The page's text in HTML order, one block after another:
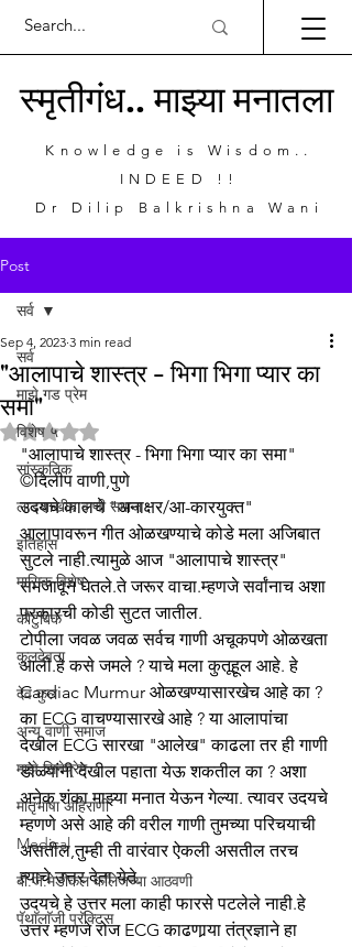
स्मृतीगंध.. माझ्या मनातला
Knowledge is Wisdom..
INDEED !!
Dr Dilip Balkrishna Wani
Post
सर्व
माझे गड प्रेम
विशेष ५
सांस्कृतिक
लाडशाखीय वाणी समाज
इतिहास
मासिक विशेष
कौटुंबिक
कुलदेवता
देव कुल
अन्य वाणी समाज
माझे सिनेप्रेम
मातृभाषा अहिराणी
Medical
बी.जे.मेडीकल काॅलेजच्या आठवणी
पॅथाॅलाॅजी प्रॅक्टिस
सर्व
"आलापाचे शास्त्र - भिगा भिगा प्यार का
समा"
Sep 4, 2023 3 min read
Rated NaN out of 5 stars.
"आलापाचे शास्त्र - भिगा भिगा प्यार का समा"
©दिलीप वाणी,पुणे
उदयचे कालचे "अनाक्षर/आ-कारयुक्त"
आलापावरून गीत ओळखण्याचे कोडे मला अजिबात
सुटले नाही.त्यामुळे आज "आलापाचे शास्त्र"
समजावून घेतले.ते जरूर वाचा.म्हणजे सर्वांनाच अशा
प्रकारची कोडी सुटत जातील.
टोपीला जवळ जवळ सर्वच गाणी अचूकपणे ओळखता
आली.हे कसे जमले ? याचे मला कुतूहूल आहे. हे
Cardiac Murmur ओळखण्यासारखेच आहे का ?
का ECG वाचण्यासारखे आहे ? या आलापांचा
देखील ECG सारखा "आलेख" काढला तर ही गाणी
डोळ्यांनी देखील पहाता येऊ शकतील का ? अशा
अनेक शंका माझ्या मनात येऊन गेल्या. त्यावर उदयचे
म्हणणे असे आहे की वरील गाणी तुमच्या परिचयाची
असतील,तुम्ही ती वारंवार ऐकली असतील तरच
त्याचे उत्तर देता येते.
उदयचे हे उत्तर मला काही फारसे पटलेले नाही.हे
उत्तर म्हणजे रोज ECG काढणार्‍या तंत्रज्ञाने हा